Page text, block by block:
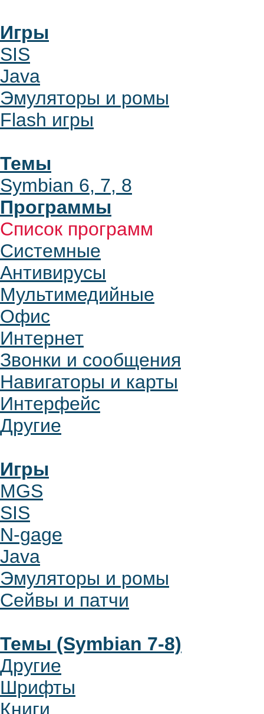
Игры
SIS
Java
Эмуляторы и ромы
Flash игры
Темы
Symbian 6, 7, 8
Программы
Список программ
Системные
Антивирусы
Мультимедийные
Офис
Интернет
Звонки и сообщения
Навигаторы и карты
Интерфейс
Другие
Игры
MGS
SIS
N-gage
Java
Эмуляторы и ромы
Сейвы и патчи
Темы (Symbian 7-8)
Другие
Шрифты
Книги